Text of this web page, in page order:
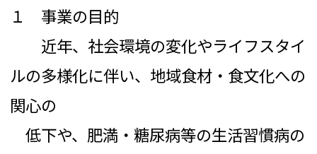
１ 事業の目的
近年、社会環境の変化やライフスタイ
ルの多様化に伴い、地域食材・食文化への
関心の
低下や、肥満・糖尿病等の生活習慣病の